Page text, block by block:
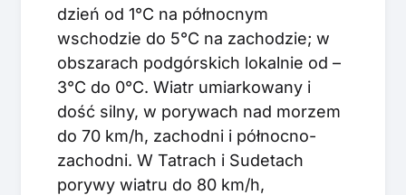
dzień od 1°C na północnym
wschodzie do 5°C na zachodzie; w
obszarach podgórskich lokalnie od –
3°C do 0°C. Wiatr umiarkowany i
dość silny, w porywach nad morzem
do 70 km/h, zachodni i północno-
zachodni. W Tatrach i Sudetach
porywy wiatru do 80 km/h,